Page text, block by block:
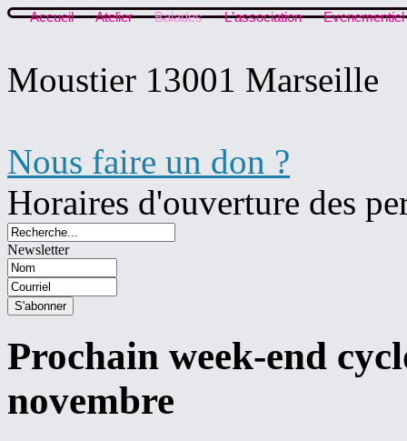
Accueil Atelier Balades L'association Evenementiel
Moustier 13001 Marseille
Nous faire un don ?
Horaires d'ouverture des
Newsletter
Prochain week-end
novembre